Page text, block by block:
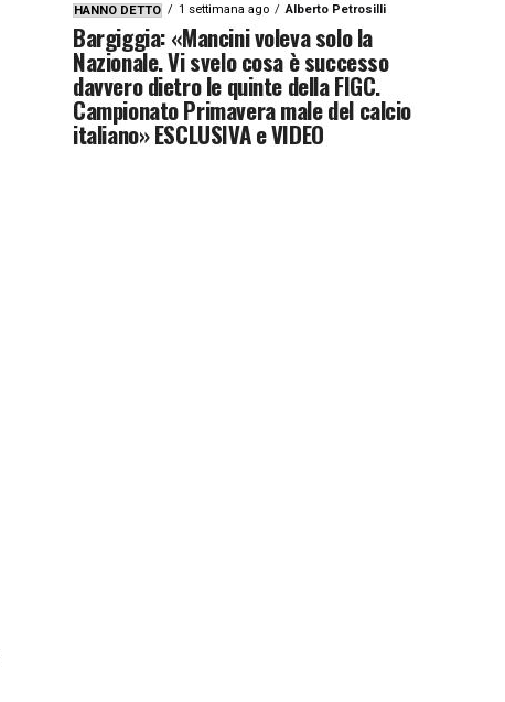
HANNO DETTO 1 settimana ago Alberto Petrosilli
Bargiggia: «Mancini voleva solo la
Nazionale. Vi svelo cosa è successo
davvero dietro le quinte della FIGC.
Campionato Primavera male del calcio
italiano» ESCLUSIVA e VIDEO